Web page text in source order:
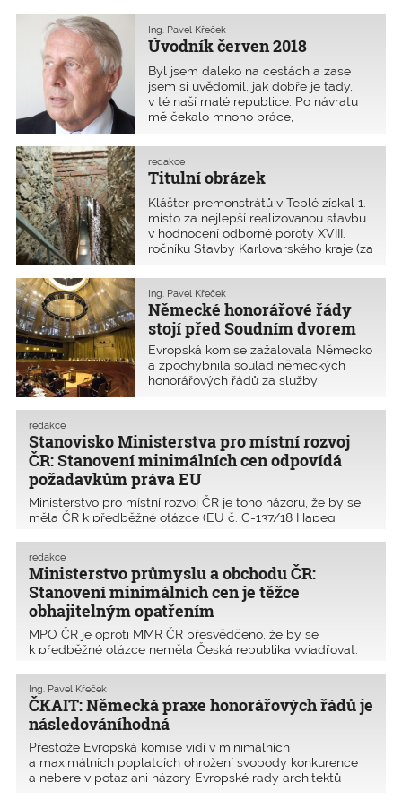
Úvodník červen 2018
Ing. Pavel Křeček
Byl jsem daleko na cestách a zase
jsem si uvědomil, jak dobře je tady,
v té naší malé republice. Po návratu
mě čekalo mnoho práce,
připadala jako džungle, ze které jsem
se vrátil. Malér je, že je takové sucho.
Politika zasahuje do všeho – i do
se mě ptal místní obchodník, proč se
náš vysoký funkcionář neporadí, když
jede na návštěvu do cizí země, jaký
dar věnovat hostiteli. Ten náš
se značkou Baťa. Jenomže dát boty
komukoliv v této oblasti znamená
obrovskou urážku. Hledal jsem k tomu
informace na internetu, nic jsem však
nenašel. Ten, kdo mi to vyprávěl, se na
Dálném východě pohybuje už
dlouho.Možná se ptáte, proč tento
lidem vzhůru, je sražena na kolena
buranstvím či nafoukaností. Jak máme
dosáhnout konsensu mezi sebou, když
se jeden politik přetlačuje s jinými
jenom pro svůj osobní prospěch?
Titulní obrázek
redakce
Klášter premonstrátů v Teplé získal 1.
místo za nejlepší realizovanou stavbu
v hodnocení odborné poroty XVIII.
ročníku Stavby Karlovarského kraje (za
českým šlechticem Hroznatou. Jeho
dnešní podobu výrazně ovlivnila
barokní přestavba,
Německé honorářové řády
stojí před Soudním dvorem
EU
Ing. Pavel Křeček
Evropská komise zažalovala Německo
a zpochybnila soulad německých
honorářových řádů za služby
směrnicí o službách a podala
předběžnou otázku. Ministerstvo pro
místní rozvoj ČR a profesní organizace
ČKAIT a ČKA podpořily existenci
závazných honorářů. Ministerstvo
průmyslu a obchodu jejich existenci
naopak zpochybnilo.
Stanovisko Ministerstva pro místní rozvoj
ČR: Stanovení minimálních cen odpovídá
požadavkům práva EU
redakce
Ministerstvo pro místní rozvoj ČR je toho názoru, že by se
měla ČR k předběžné otázce (EU č. C-137/18 Hapeg
které má v gesci. V souvislosti s touto pr
Ministerstvo průmyslu a obchodu ČR:
Stanovení minimálních cen je těžce
obhajitelným opatřením
redakce
MPO ČR je oproti MMR ČR přesvědčeno, že by se
k předběžné otázce neměla Česká republika vyjadřovat.
vnitřním trhu kloní k restriktivnímu výkladu čl. 15 odst. 3 s
ČKAIT: Německá praxe honorářových řádů je
následováníhodná
Ing. Pavel Křeček
Přestože Evropská komise vidí v minimálních
a maximálních poplatcích ohrožení svobody konkurence
a nebere v potaz ani názory Evropské rady architektů